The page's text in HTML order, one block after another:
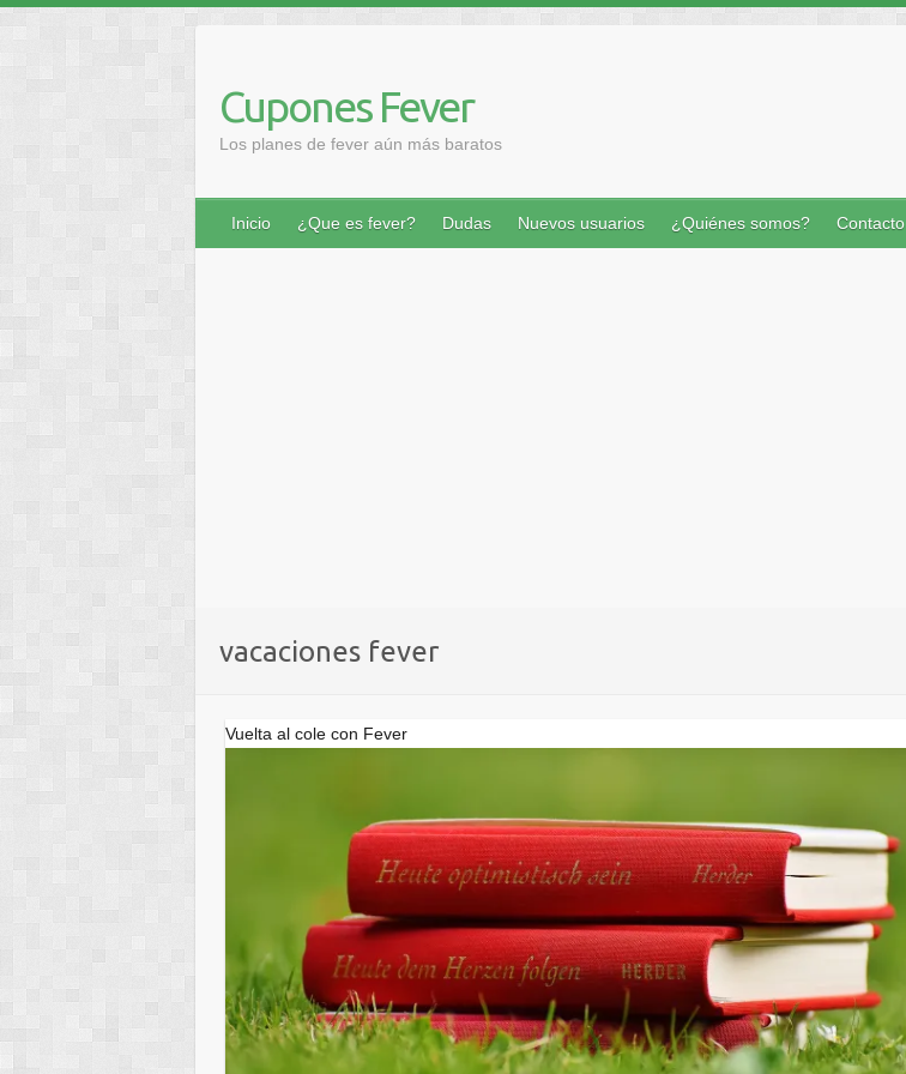
contenido
Cupones Fever
Los planes de fever aún más baratos
Inicio ¿Que es fever? Dudas Nuevos usuarios ¿Quiénes somos? Contacto
vacaciones fever
Vuelta al cole con Fever